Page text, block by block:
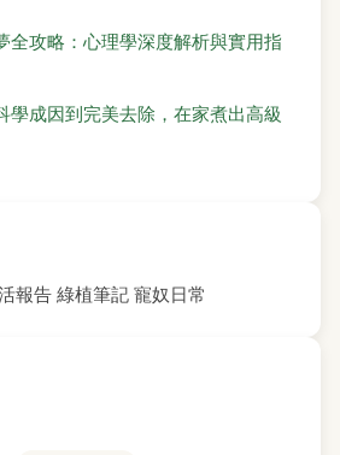
全攻略：心理學深度解析與實用指
學成因到完美去除，在家煮出高級
報告 綠植筆記 寵奴日常